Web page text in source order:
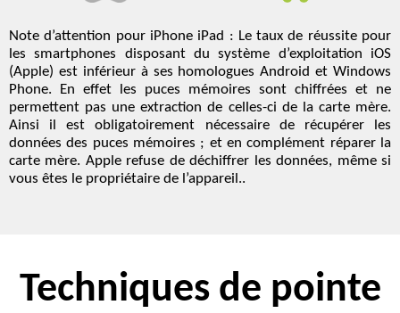
Note d’attention pour iPhone iPad : Letaux de réussitepour
les smartphones disposant du système d’exploitation iOS
(Apple) est inférieur à ses homologues Android et Windows
Phone. En effet les puces mémoires sont chiffrées et ne
permettent pas une extraction de celles-ci de la carte mère.
Ainsi il est obligatoirement nécessaire de récupérer les
données des puces mémoires ; et en complément réparer la
carte mère. Apple refuse de déchiffrer les données, même si
vous êtes le propriétaire de l’appareil..
Techniques de pointe